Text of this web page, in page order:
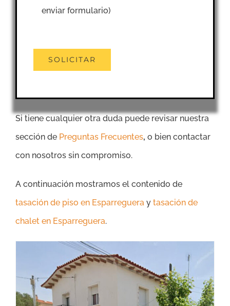
enviar formulario)
Si tiene cualquier otra duda puede revisar nuestra
sección de Preguntas Frecuentes, o bien contactar
con nosotros sin compromiso.
A continuación mostramos el contenido de
tasación de piso en Esparreguera y tasación de
chalet en Esparreguera.